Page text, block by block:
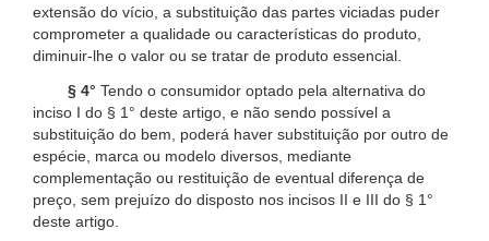
extensão do vício, a substituição das partes viciadas puder
comprometer a qualidade ou características do produto,
diminuir-lhe o valor ou se tratar de produto essencial.
§ 4° Tendo o consumidor optado pela alternativa do
inciso I do § 1° deste artigo, e não sendo possível a
substituição do bem, poderá haver substituição por outro de
espécie, marca ou modelo diversos, mediante
complementação ou restituição de eventual diferença de
preço, sem prejuízo do disposto nos incisos II e III do § 1°
deste artigo.